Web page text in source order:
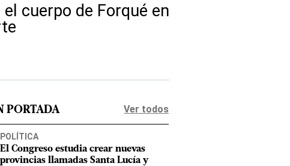
cuerpo de Forqué en
PORTADA Ver todos
POLÍTICA
El Congreso estudia crear nuevas
provincias llamadas Santa Lucía y